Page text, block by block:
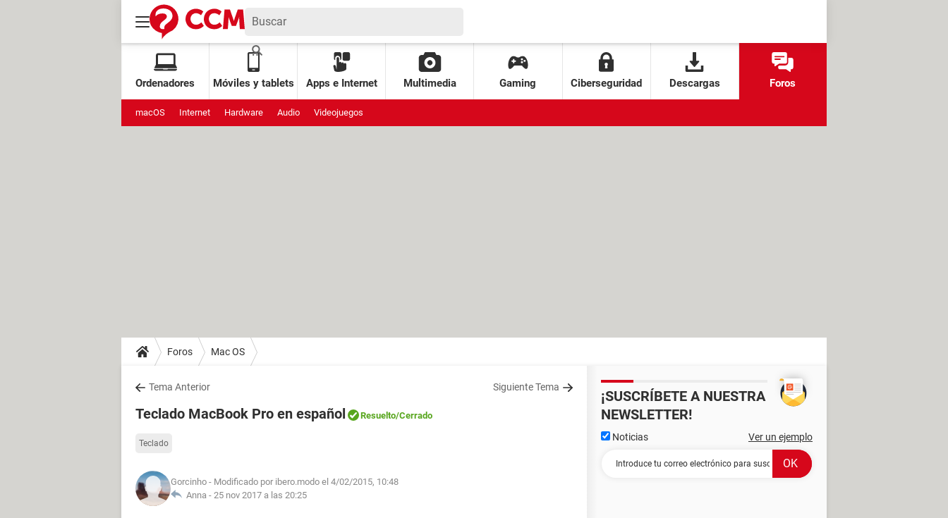
Ordenadores Móviles y tablets Apps e Internet Multimedia Gaming Ciberseguridad Descargas Foros
macOS Internet Hardware Audio Videojuegos
Foros Mac OS
Tema Anterior Siguiente Tema
Teclado MacBook Pro en español Resuelto/Cerrado
Teclado
Gorcinho - Modificado por ibero.modo el 4/02/2015, 10:48
Anna - 25 nov 2017 a las 20:25
¡SUSCRÍBETE A NUESTRA
NEWSLETTER!
Noticias Ver un ejemplo